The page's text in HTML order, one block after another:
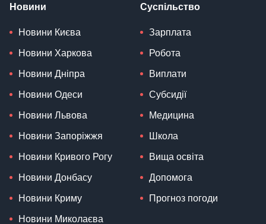
Новини
Новини Києва
Новини Харкова
Новини Дніпра
Новини Одеси
Новини Львова
Новини Запоріжжя
Новини Кривого Рогу
Новини Донбасу
Новини Криму
Новини Миколаєва
Суспільство
Зарплата
Робота
Виплати
Субсидії
Медицина
Школа
Вища освіта
Допомога
Прогноз погоди